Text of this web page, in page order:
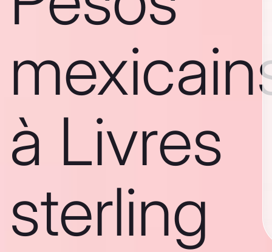
à Livres
sterling